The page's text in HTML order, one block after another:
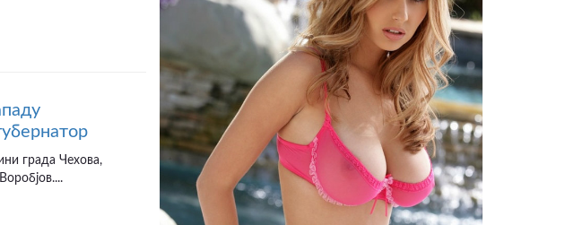
града Чехова,